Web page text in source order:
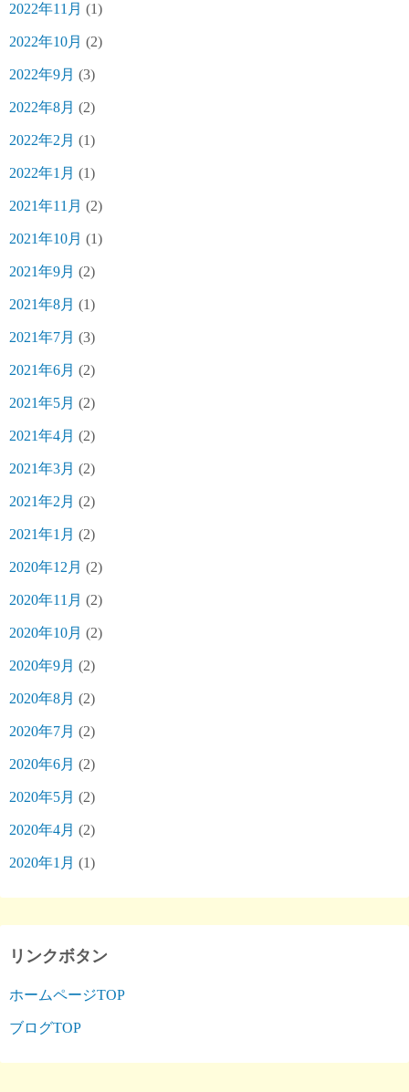
2022年11月 (1)
2022年10月 (2)
2022年9月 (3)
2022年8月 (2)
2022年2月 (1)
2022年1月 (1)
2021年11月 (2)
2021年10月 (1)
2021年9月 (2)
2021年8月 (1)
2021年7月 (3)
2021年6月 (2)
2021年5月 (2)
2021年4月 (2)
2021年3月 (2)
2021年2月 (2)
2021年1月 (2)
2020年12月 (2)
2020年11月 (2)
2020年10月 (2)
2020年9月 (2)
2020年8月 (2)
2020年7月 (2)
2020年6月 (2)
2020年5月 (2)
2020年4月 (2)
2020年1月 (1)
リンクボタン
ホームページTOP
ブログTOP